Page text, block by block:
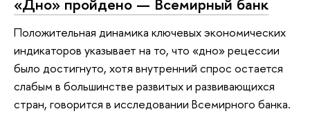
«Дно» пройдено — Всемирный банк
Положительная динамика ключевых экономических
индикаторов указывает на то, что «дно» рецессии
было достигнуто, хотя внутренний спрос остается
слабым в большинстве развитых и развивающихся
стран, говорится в исследовании Всемирного банка.